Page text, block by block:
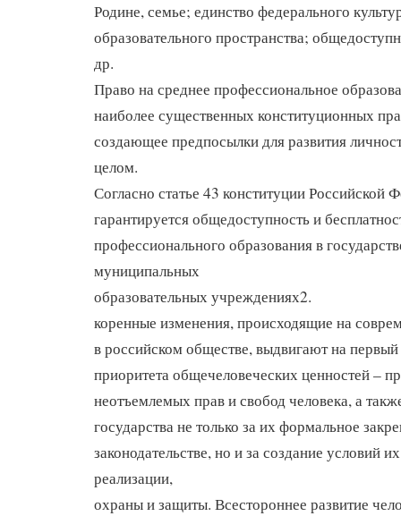
Родине, семье; единство федерального
образовательного пространства;
др.
Право на среднее профессиональное
наиболее существенных конституционных
создающее предпосылки для развития
целом.
Согласно статье 43 конституции Российской
гарантируется общедоступность и
профессионального образования в
муниципальных
образовательных учреждениях2.
коренные изменения, происходящие на
в российском обществе, выдвигают на
приоритета общечеловеческих ценностей –
неотъемлемых прав и свобод человека, а
государства не только за их формальное
законодательстве, но и за создание условий
реализации,
охраны и защиты. Всестороннее развитие